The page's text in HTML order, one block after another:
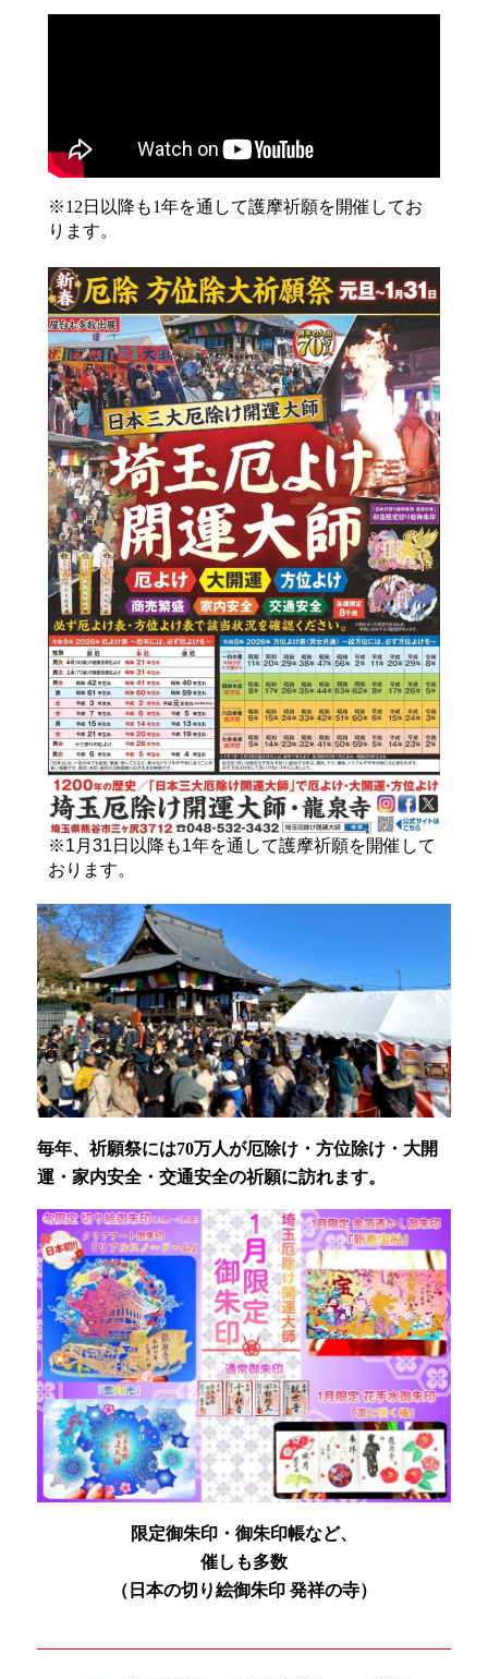
※12日以降も1年を通して護摩祈願を開催してお
ります。
※1月31日以降も1年を通して護摩祈願を開催して
おります。
毎年、祈願祭には70万人が厄除け・方位除け・大開
運・家内安全・交通安全の祈願に訪れます。
限定御朱印・御朱印帳など、
催しも多数
（日本の切り絵御朱印 発祥の寺）